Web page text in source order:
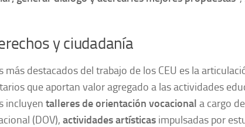
y ciudadanía
más destacados del trabajo de los CEU es la
que aportan valor agregado a las actividades
incluyen talleres de orientación vocacional a cargo
(DOV), actividades artísticas impulsadas por